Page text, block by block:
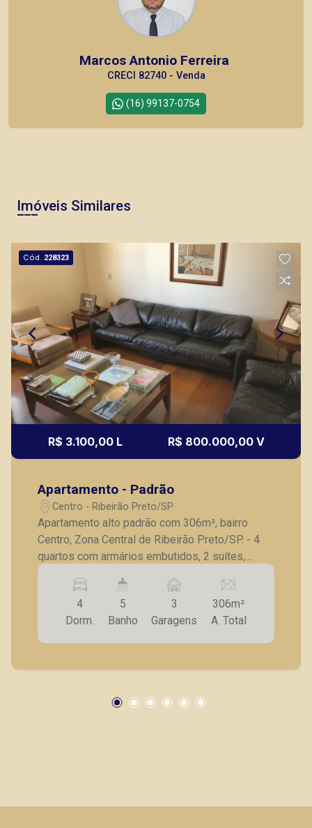
Marcos Antonio Ferreira
CRECI 82740 - Venda
(16) 99137-0754
Imóveis Similares
Cód. 228323
R$ 3.100,00 L R$ 800.000,00 V
Apartamento - Padrão
Centro - Ribeirão Preto/SP
Apartamento alto padrão com 306m², bairro
Centro, Zona Central de Ribeirão Preto/SP. - 4
quartos com armários embutidos, 2 suítes,
sendo 1 master com closet e banheiro com
acessibilidade; - Corredor com louçaria e
rouparia; - Banheiro social completo; - Hall
elevador; - Hall social; - Sala para 2 ambientes; -
Sacada ampla; - Escritório/Home theater; -
Sala de almoço; - Lavanderia; - Suíte de serviço;
4
Dorm.
5
Banho
3
Garagens
306m²
A. Total